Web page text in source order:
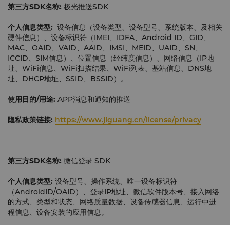
第三方SDK名称: 极光推送SDK
个人信息类型: 设备信息（设备类型、设备型号、系统版本、及相关
硬件信息）、设备标识符（IMEI、IDFA、Android ID、GID、
MAC、OAID、VAID、AAID、IMSI、MEID、UAID、SN、
ICCID、SIM信息）、位置信息（经纬度信息）、网络信息（IP地
址、WiFi信息、WiFi扫描结果、WiFi列表、基站信息、DNS地
址、DHCP地址、SSID、BSSID）。
使用目的/用途: APP消息和通知的推送
隐私政策链接: https://www.jiguang.cn/license/privacy
第三方SDK名称: 微信登录 SDK
个人信息类型: 设备型号、操作系统、唯一设备标识符
（AndroidID/OAID）、登录IP地址、微信软件版本号、接入网络
的方式、类型和状态、网络质量数据、设备传感器信息、运行中进
程信息、设备安装的应用信息。